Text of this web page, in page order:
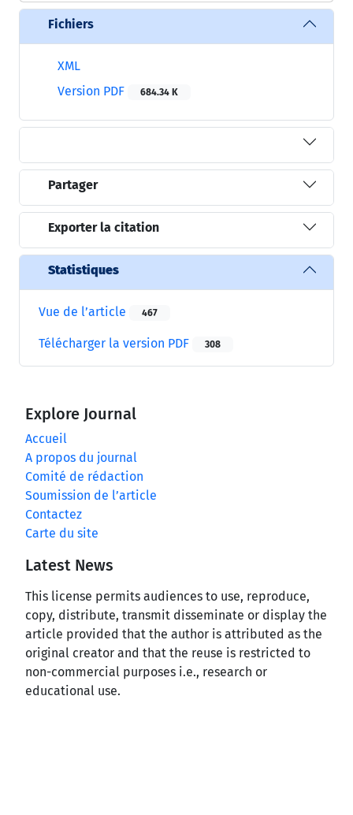
Fichiers
XML
Version PDF
684.34 K
Partager
Exporter la citation
Statistiques
Vue de l’article 467
Télécharger la version PDF 308
Explore Journal
Accueil
A propos du journal
Comité de rédaction
Soumission de l’article
Contactez
Carte du site
Latest News
This license permits audiences to use, reproduce,
copy, distribute, transmit disseminate or display the
article provided that the author is attributed as the
original creator and that the reuse is restricted to
non-commercial purposes i.e., research or
educational use.